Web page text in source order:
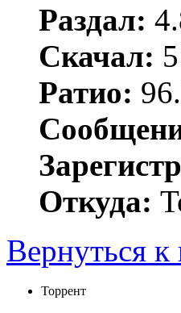
Раздал:
Скачал:
Ратио:
Откуда:
Вернуться к
Торрент